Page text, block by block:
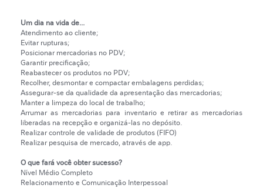
Um dia na vida de...
Atendimento ao cliente;
Evitar rupturas;
Posicionar mercadorias no PDV;
Garantir precificação;
Reabastecer os produtos no PDV;
Recolher, desmontar e compactar embalagens perdidas;
Assegurar-se da qualidade da apresentação das mercadorias;
Manter a limpeza do local de trabalho;
Arrumar as mercadorias para inventario e retirar as mercadorias
liberadas na recepção e organizá-las no depósito.
Realizar controle de validade de produtos (FIFO)
Realizar pesquisa de mercado, através de app.
O que fará você obter sucesso?
Nível Médio Completo
Relacionamento e Comunicação Interpessoal